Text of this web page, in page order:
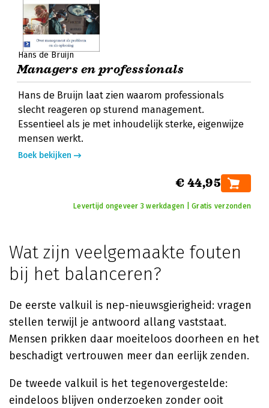
Hans de Bruijn
Managers en professionals
Hans de Bruijn laat zien waarom professionals
slecht reageren op sturend management.
Essentieel als je met inhoudelijk sterke, eigenwijze
mensen werkt.
Boek bekijken
€ 44,95
Levertijd ongeveer 3 werkdagen | Gratis verzonden
Wat zijn veelgemaakte fouten
bij het balanceren?
De eerste valkuil is nep-nieuwsgierigheid: vragen
stellen terwijl je antwoord allang vaststaat.
Mensen prikken daar moeiteloos doorheen en het
beschadigt vertrouwen meer dan eerlijk zenden.
De tweede valkuil is het tegenovergestelde:
eindeloos blijven onderzoeken zonder ooit